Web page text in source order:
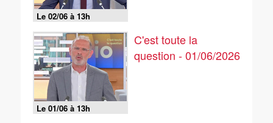
Le 02/06 à 13h
Le 01/06 à 13h
C'est toute la
question - 01/06/2026